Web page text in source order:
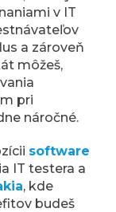
v IT
a zároveň
môžeš,
pri
náročné.
software
IT testera a
, kde
budeš